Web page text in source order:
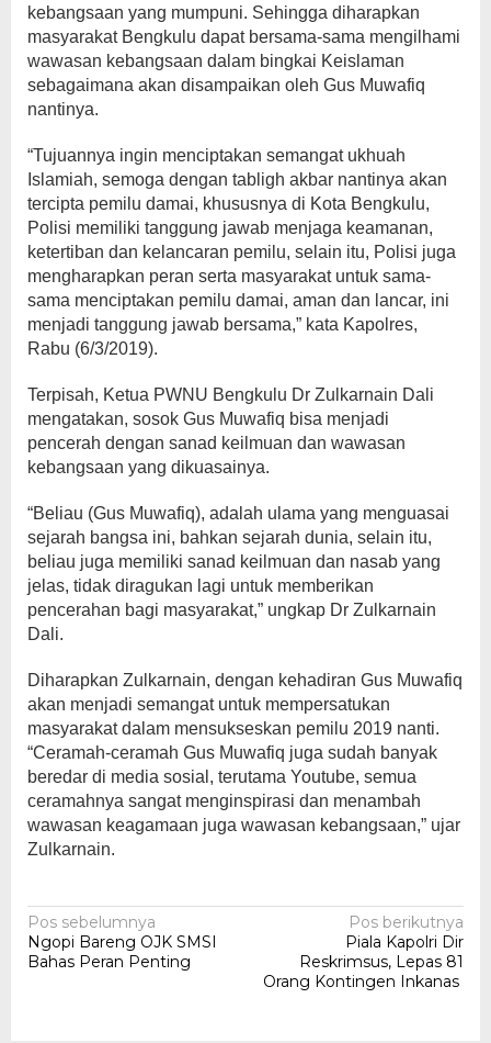
kebangsaan yang mumpuni. Sehingga diharapkan
masyarakat Bengkulu dapat bersama-sama mengilhami
wawasan kebangsaan dalam bingkai Keislaman
sebagaimana akan disampaikan oleh Gus Muwafiq
nantinya.
“Tujuannya ingin menciptakan semangat ukhuah
Islamiah, semoga dengan tabligh akbar nantinya akan
tercipta pemilu damai, khususnya di Kota Bengkulu,
Polisi memiliki tanggung jawab menjaga keamanan,
ketertiban dan kelancaran pemilu, selain itu, Polisi juga
mengharapkan peran serta masyarakat untuk sama-
sama menciptakan pemilu damai, aman dan lancar, ini
menjadi tanggung jawab bersama,” kata Kapolres,
Rabu (6/3/2019).
Terpisah, Ketua PWNU Bengkulu Dr Zulkarnain Dali
mengatakan, sosok Gus Muwafiq bisa menjadi
pencerah dengan sanad keilmuan dan wawasan
kebangsaan yang dikuasainya.
“Beliau (Gus Muwafiq), adalah ulama yang menguasai
sejarah bangsa ini, bahkan sejarah dunia, selain itu,
beliau juga memiliki sanad keilmuan dan nasab yang
jelas, tidak diragukan lagi untuk memberikan
pencerahan bagi masyarakat,” ungkap Dr Zulkarnain
Dali.
Diharapkan Zulkarnain, dengan kehadiran Gus Muwafiq
akan menjadi semangat untuk mempersatukan
masyarakat dalam mensukseskan pemilu 2019 nanti.
“Ceramah-ceramah Gus Muwafiq juga sudah banyak
beredar di media sosial, terutama Youtube, semua
ceramahnya sangat menginspirasi dan menambah
wawasan keagamaan juga wawasan kebangsaan,” ujar
Zulkarnain.
Navigasi
pos
Pos sebelumnya
Ngopi Bareng OJK SMSI
Bahas Peran Penting
Pos berikutnya
Piala Kapolri Dir
Reskrimsus, Lepas 81
Orang Kontingen Inkanas